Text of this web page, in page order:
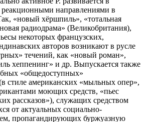
реакционными направлениями в
«новый хёршпиль», «тотальная
радиодрама» (Великобритания),
некоторых французских,
авторов возникают в русле
течений, как «новый роман»,
хеппенинг» и др. Выпускается также
«общедоступных»
стиле американских «мыльных опер»,
моющих средств, «пьес
рассказов»), служащих средством
от актуальных социально-
пропагандирующих буржуазную